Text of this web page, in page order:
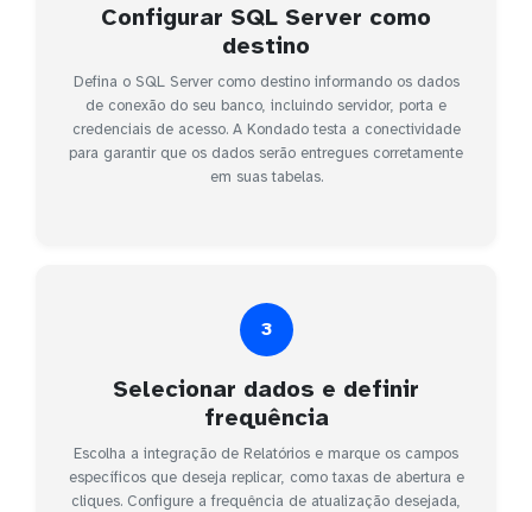
Configurar SQL Server como
destino
Defina o SQL Server como destino informando os dados
de conexão do seu banco, incluindo servidor, porta e
credenciais de acesso. A Kondado testa a conectividade
para garantir que os dados serão entregues corretamente
em suas tabelas.
3
Selecionar dados e definir
frequência
Escolha a integração de Relatórios e marque os campos
específicos que deseja replicar, como taxas de abertura e
cliques. Configure a frequência de atualização desejada,